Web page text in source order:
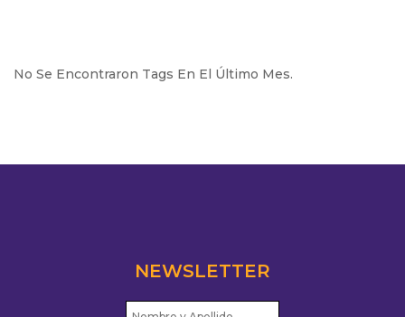
No Se Encontraron Tags En El Último Mes.
NEWSLETTER